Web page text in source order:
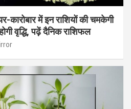
में इन राशियों की चमकेगी
वृद्धि, पढ़ें दैनिक राशिफल